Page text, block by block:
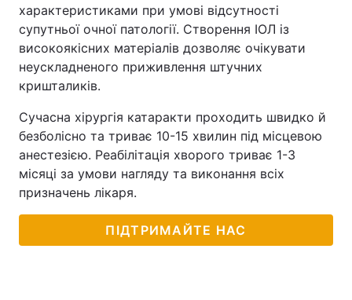
характеристиками при умові відсутності
супутньої очної патології. Створення ІОЛ із
високоякісних матеріалів дозволяє очікувати
неускладненого приживлення штучних
кришталиків.
Сучасна хірургія катаракти проходить швидко й
безболісно та триває 10-15 хвилин під місцевою
анестезією. Реабілітація хворого триває 1-3
місяці за умови нагляду та виконання всіх
призначень лікаря.
ПІДТРИМАЙТЕ НАС